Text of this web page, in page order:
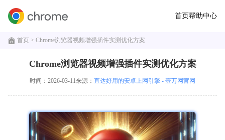
首页帮助中心
首页 > Chrome浏览器视频增强插件实测优化方案
Chrome浏览器视频增强插件实测优化方案
时间：2026-03-11来源： 直达好用的安卓上网引擎 - 壹万网官网